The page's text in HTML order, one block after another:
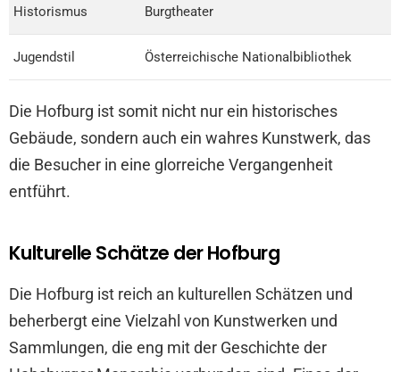
Historismus Burgtheater
Jugendstil Österreichische Nationalbibliothek
Die Hofburg ist somit nicht nur ein historisches
Gebäude, sondern auch ein wahres Kunstwerk, das
die Besucher in eine glorreiche Vergangenheit
entführt.
Kulturelle Schätze der Hofburg
Die Hofburg ist reich an kulturellen Schätzen und
beherbergt eine Vielzahl von Kunstwerken und
Sammlungen, die eng mit der Geschichte der